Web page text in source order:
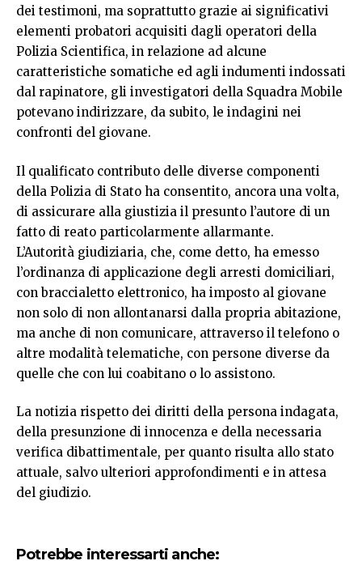
dei testimoni, ma soprattutto grazie ai significativi
elementi probatori acquisiti dagli operatori della
Polizia Scientifica, in relazione ad alcune
caratteristiche somatiche ed agli indumenti indossati
dal rapinatore, gli investigatori della Squadra Mobile
potevano indirizzare, da subito, le indagini nei
confronti del giovane.
Il qualificato contributo delle diverse componenti
della Polizia di Stato ha consentito, ancora una volta,
di assicurare alla giustizia il presunto l’autore di un
fatto di reato particolarmente allarmante.
L’Autorità giudiziaria, che, come detto, ha emesso
l’ordinanza di applicazione degli arresti domiciliari,
con braccialetto elettronico, ha imposto al giovane
non solo di non allontanarsi dalla propria abitazione,
ma anche di non comunicare, attraverso il telefono o
altre modalità telematiche, con persone diverse da
quelle che con lui coabitano o lo assistono.
La notizia rispetto dei diritti della persona indagata,
della presunzione di innocenza e della necessaria
verifica dibattimentale, per quanto risulta allo stato
attuale, salvo ulteriori approfondimenti e in attesa
del giudizio.
Potrebbe interessarti anche: